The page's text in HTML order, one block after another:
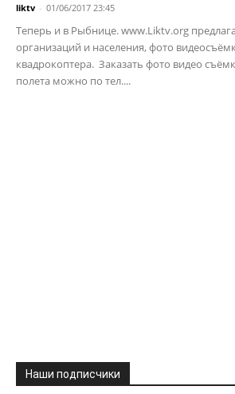
liktv - 01/06/2017 23:45
Теперь и в Рыбнице. www.Liktv.org
организаций и населения, фото
квадрокоптера. Заказать фото видео
полета можно по тел....
Наши подписчики